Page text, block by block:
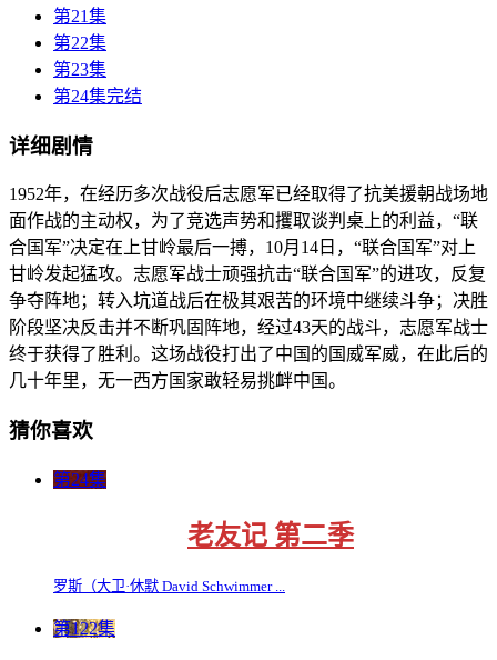
第21集
第22集
第23集
第24集完结
详细剧情
1952年，在经历多次战役后志愿军已经取得了抗美援朝战场地
面作战的主动权，为了竞选声势和攫取谈判桌上的利益，“联
合国军”决定在上甘岭最后一搏，10月14日，“联合国军”对上
甘岭发起猛攻。志愿军战士顽强抗击“联合国军”的进攻，反复
争夺阵地；转入坑道战后在极其艰苦的环境中继续斗争；决胜
阶段坚决反击并不断巩固阵地，经过43天的战斗，志愿军战士
终于获得了胜利。这场战役打出了中国的国威军威，在此后的
几十年里，无一西方国家敢轻易挑衅中国。
猜你喜欢
第24集
老友记 第二季
罗斯（大卫·休默 David Schwimmer ...
第122集